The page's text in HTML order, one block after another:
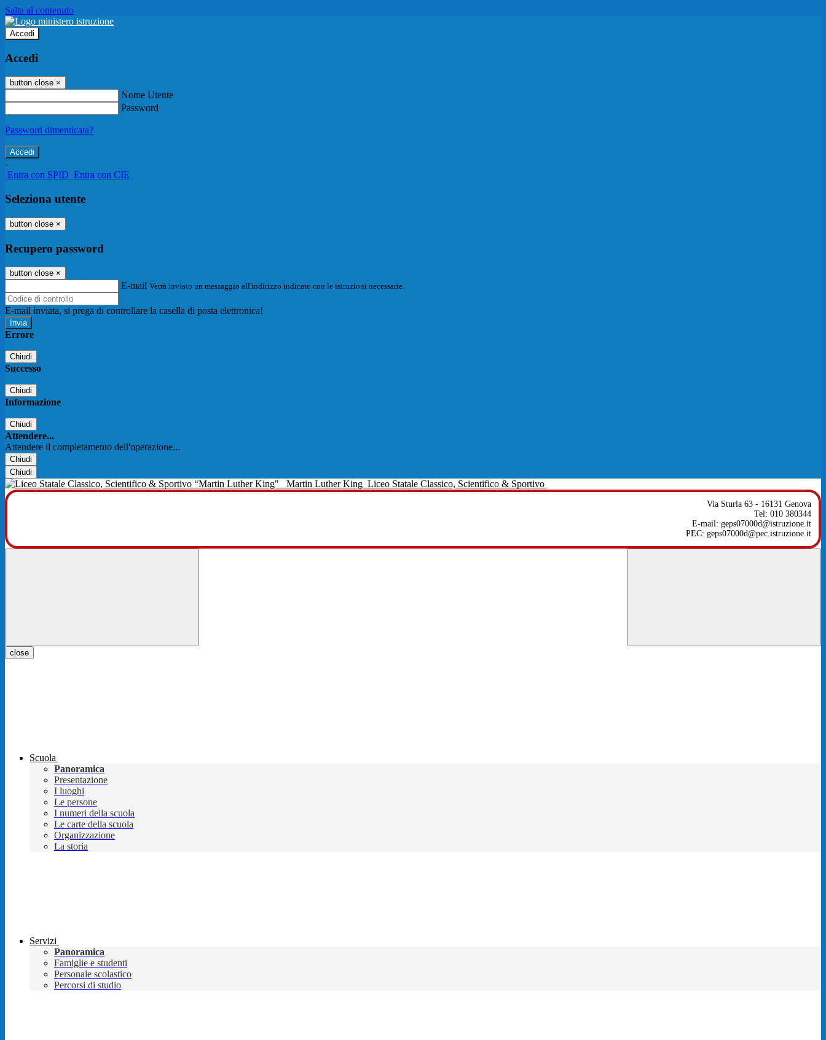
Salta al contenuto
Accedi
Accedi
button close ×
Nome Utente
Password
Password dimenticata?
-
Entra con SPID Entra con CIE
Seleziona utente
button close ×
Recupero password
button close ×
E-mail Verrà inviato un messaggio all'indirizzo indicato con le istruzioni necessarie.
E-mail inviata, si prega di controllare la casella di posta elettronica!
Errore
Chiudi
Successo
Chiudi
Informazione
Chiudi
Attendere...
Attendere il completamento dell'operazione...
Chiudi
Chiudi
Martin Luther King Liceo Statale Classico, Scientifico & Sportivo
Via Sturla 63 - 16131 Genova
Tel: 010 380344
E-mail: geps07000d@istruzione.it
PEC: geps07000d@pec.istruzione.it
close
Scuola
Panoramica
Presentazione
I luoghi
Le persone
I numeri della scuola
Le carte della scuola
Organizzazione
La storia
Servizi
Panoramica
Famiglie e studenti
Personale scolastico
Percorsi di studio